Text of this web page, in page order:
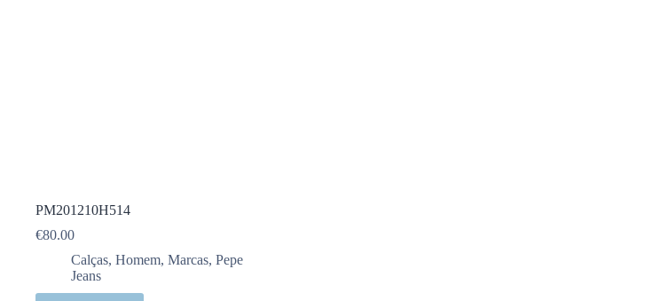
PM201210H514
€80.00
Calças, Homem, Marcas, Pepe
Jeans